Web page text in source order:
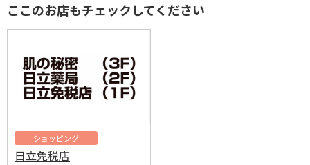
ここのお店もチェックしてください
ショッピング
日立免税店